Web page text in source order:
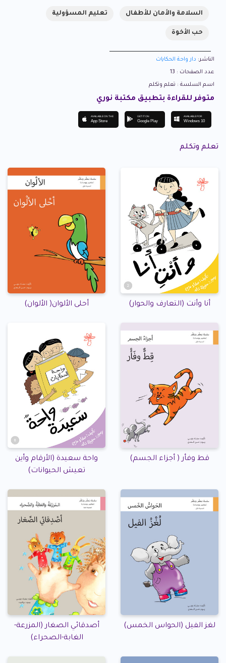
السلامة والأمان للأطفال تعليم المسؤولية
حب الأخوة
الناشر: دار واحة الحكايات
عدد الصفحات : 13
اسم السلسة : تعلم وتكلم
متوفر للقراءة بتطبيق مكتبة نوري
AVAILABLE ON THE
App Store
GET IT ON
Google Play
AVAILABLE FOR
Windows 10
تعلم وتكلم
أنا وأنت (التعارف والحوار) أحلى الألوان( الألوان)
قط وفأر ( أجزاء الجسم)
واحة سعيدة (الأرقام وأين
تعيش الحيوانات)
لغز الفيل (الحواس الخمس)
أصدقائي الصغار (المزرعة-
الغابة-الصحراء)